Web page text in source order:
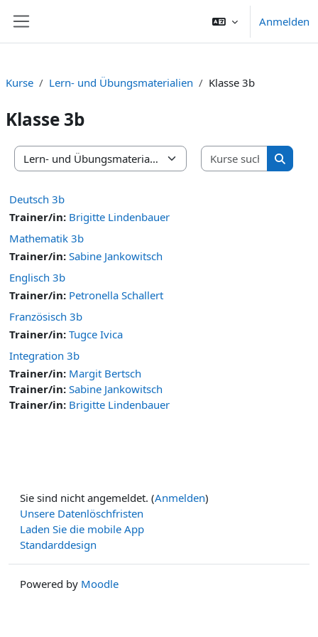
Anmelden
Kurse Lern- und Übungsmaterialien Klasse 3b
Klasse 3b
Kursbereiche
Kurse
Kurse
Deutsch 3b
Trainer/in: Brigitte Lindenbauer
Mathematik 3b
Trainer/in: Sabine Jankowitsch
Englisch 3b
Trainer/in: Petronella Schallert
Französisch 3b
Trainer/in: Tugce Ivica
Integration 3b
Trainer/in: Margit Bertsch
Trainer/in: Sabine Jankowitsch
Trainer/in: Brigitte Lindenbauer
Sie sind nicht angemeldet. (Anmelden)
Unsere Datenlöschfristen
Laden Sie die mobile App
Standarddesign
Powered by Moodle